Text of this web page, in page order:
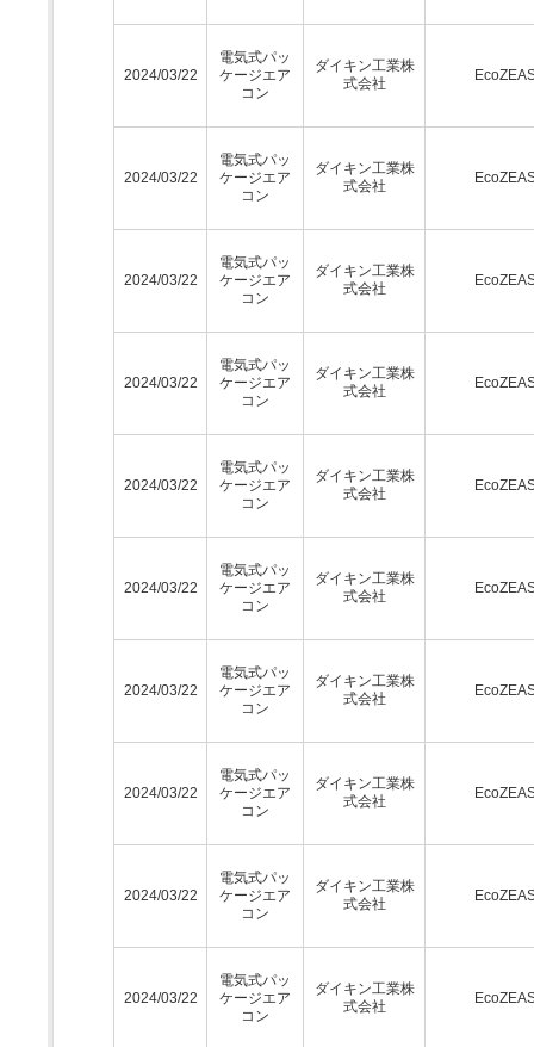
2024/03/22
電気式パッ
ケージエア
コン
ダイキン工業株
式会社
2024/03/22
電気式パッ
ケージエア
コン
ダイキン工業株
式会社
2024/03/22
電気式パッ
ケージエア
コン
ダイキン工業株
式会社
2024/03/22
電気式パッ
ケージエア
コン
ダイキン工業株
式会社
2024/03/22
電気式パッ
ケージエア
コン
ダイキン工業株
式会社
2024/03/22
電気式パッ
ケージエア
コン
ダイキン工業株
式会社
2024/03/22
電気式パッ
ケージエア
コン
ダイキン工業株
式会社
2024/03/22
電気式パッ
ケージエア
コン
ダイキン工業株
式会社
2024/03/22
電気式パッ
ケージエア
コン
ダイキン工業株
式会社
2024/03/22
電気式パッ
ケージエア
コン
ダイキン工業株
式会社